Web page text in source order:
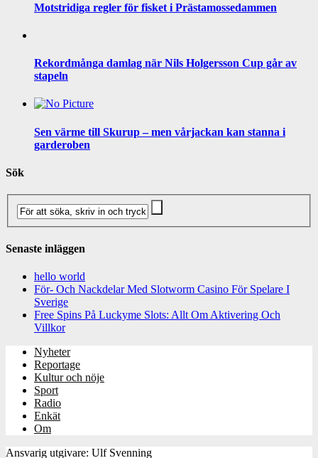
Motstridiga regler för fisket i Prästamossedammen
Rekordmånga damlag när Nils Holgersson Cup går av
stapeln
Sen värme till Skurup – men vårjackan kan stanna i
garderoben
Sök
Senaste inläggen
hello world
För- Och Nackdelar Med Slotworm Casino För Spelare I
Sverige
Free Spins På Luckyme Slots: Allt Om Aktivering Och
Villkor
Nyheter
Reportage
Kultur och nöje
Sport
Radio
Enkät
Om
Ansvarig utgivare: Ulf Svenning